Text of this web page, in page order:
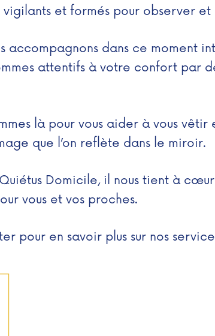
vigilants et formés pour observer
accompagnons dans ce moment
attentifs à votre confort par
là pour vous aider à vous
que l’on reflète dans le miroir.
Domicile, il nous tient à
vous et vos proches.
pour en savoir plus sur nos